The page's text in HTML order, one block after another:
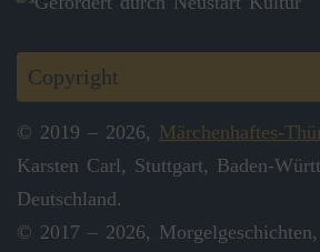
Copyright
© 2019 – 2026, Märchenhaftes-
Karsten Carl, Stuttgart, Baden-
Deutschland.
© 2017 – 2026,